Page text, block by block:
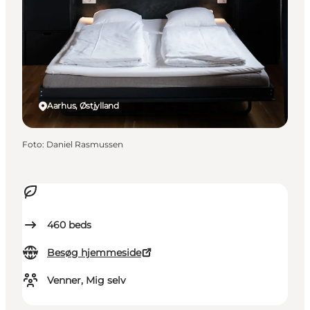
460 beds
Besøg hjemmeside
Venner, Mig selv
Aarhus, Østjylland
Foto: Daniel Rasmussen